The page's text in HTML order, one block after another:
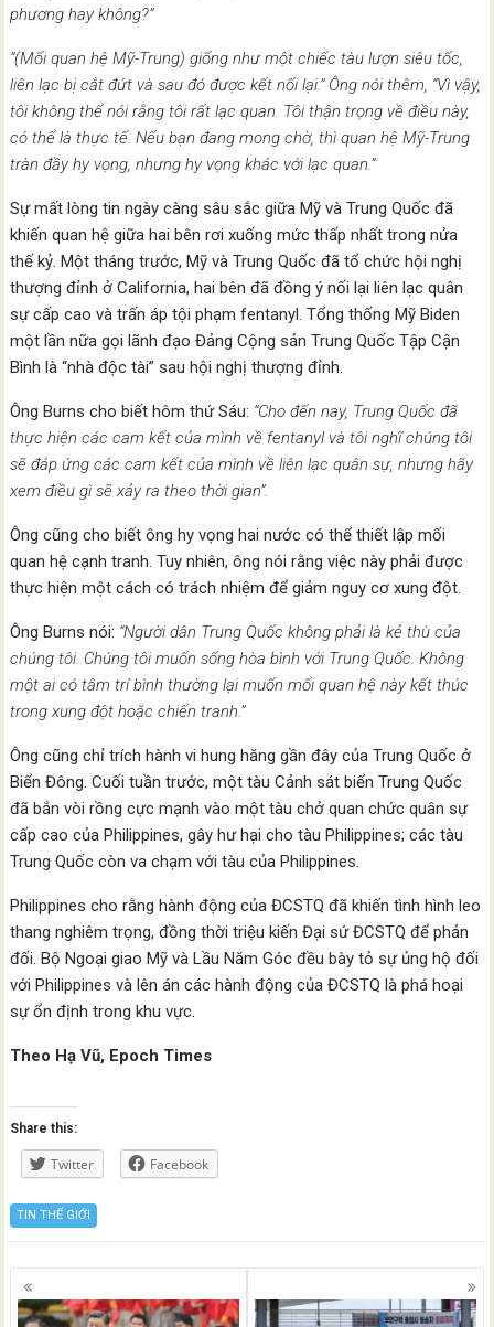
phương hay không?”
“(Mối quan hệ Mỹ-Trung) giống như một chiếc tàu lượn siêu tốc,
liên lạc bị cắt đứt và sau đó được kết nối lại.” Ông nói thêm, “Vì vậy,
tôi không thể nói rằng tôi rất lạc quan. Tôi thận trọng về điều này,
có thể là thực tế. Nếu bạn đang mong chờ, thì quan hệ Mỹ-Trung
tràn đầy hy vọng, nhưng hy vọng khác với lạc quan.”
Sự mất lòng tin ngày càng sâu sắc giữa Mỹ và Trung Quốc đã
khiến quan hệ giữa hai bên rơi xuống mức thấp nhất trong nửa
thế kỷ. Một tháng trước, Mỹ và Trung Quốc đã tổ chức hội nghị
thượng đỉnh ở California, hai bên đã đồng ý nối lại liên lạc quân
sự cấp cao và trấn áp tội phạm fentanyl. Tổng thống Mỹ Biden
một lần nữa gọi lãnh đạo Đảng Cộng sản Trung Quốc Tập Cận
Bình là “nhà độc tài” sau hội nghị thượng đỉnh.
Ông Burns cho biết hôm thứ Sáu: “Cho đến nay, Trung Quốc đã
thực hiện các cam kết của mình về fentanyl và tôi nghĩ chúng tôi
sẽ đáp ứng các cam kết của mình về liên lạc quân sự, nhưng hãy
xem điều gì sẽ xảy ra theo thời gian”.
Ông cũng cho biết ông hy vọng hai nước có thể thiết lập mối
quan hệ cạnh tranh. Tuy nhiên, ông nói rằng việc này phải được
thực hiện một cách có trách nhiệm để giảm nguy cơ xung đột.
Ông Burns nói: “Người dân Trung Quốc không phải là kẻ thù của
chúng tôi. Chúng tôi muốn sống hòa bình với Trung Quốc. Không
một ai có tâm trí bình thường lại muốn mối quan hệ này kết thúc
trong xung đột hoặc chiến tranh.”
Ông cũng chỉ trích hành vi hung hăng gần đây của Trung Quốc ở
Biển Đông. Cuối tuần trước, một tàu Cảnh sát biển Trung Quốc
đã bắn vòi rồng cực mạnh vào một tàu chở quan chức quân sự
cấp cao của Philippines, gây hư hại cho tàu Philippines; các tàu
Trung Quốc còn va chạm với tàu của Philippines.
Philippines cho rằng hành động của ĐCSTQ đã khiến tình hình leo
thang nghiêm trọng, đồng thời triệu kiến Đại sứ ĐCSTQ để phản
đối. Bộ Ngoại giao Mỹ và Lầu Năm Góc đều bày tỏ sự ủng hộ đối
với Philippines và lên án các hành động của ĐCSTQ là phá hoại
sự ổn định trong khu vực.
Theo Hạ Vũ, Epoch Times
Share this:
Twitter Facebook
TIN THẾ GIỚI
Posts
navigation